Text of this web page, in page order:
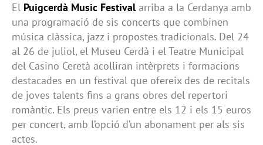
El Puigcerdà Music Festivalarriba a la Cerdanya amb
una programació de sis concerts que combinen
música clàssica, jazz i propostes tradicionals. Del 24
al 26 de juliol, el Museu Cerdà i el Teatre Municipal
del Casino Ceretà acolliran intèrprets i formacions
destacades en un festival que ofereix des de recitals
de joves talents fins a grans obres del repertori
romàntic. Els preus varien entre els 12 i els 15 euros
per concert, amb l’opció d’un abonament per als sis
actes.